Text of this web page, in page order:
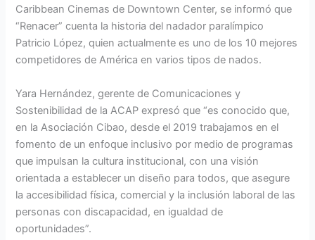
Caribbean Cinemas de Downtown Center, se informó que
“Renacer” cuenta la historia del nadador paralímpico
Patricio López, quien actualmente es uno de los 10 mejores
competidores de América en varios tipos de nados.
Yara Hernández, gerente de Comunicaciones y
Sostenibilidad de la ACAP expresó que “es conocido que,
en la Asociación Cibao, desde el 2019 trabajamos en el
fomento de un enfoque inclusivo por medio de programas
que impulsan la cultura institucional, con una visión
orientada a establecer un diseño para todos, que asegure
la accesibilidad física, comercial y la inclusión laboral de las
personas con discapacidad, en igualdad de
oportunidades”.